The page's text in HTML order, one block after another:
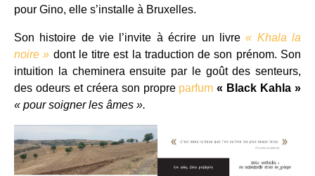
pour Gino, elle s’installe à Bruxelles.
Son histoire de vie l’invite à écrire un livre « Khala la
noire » dont le titre est la traduction de son prénom. Son
intuition la cheminera ensuite par le goût des senteurs,
des odeurs et créera son propre parfum « Black Kahla »
« pour soigner les âmes ».